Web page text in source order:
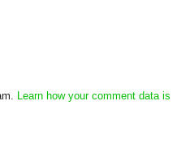
Learn how your comment data is